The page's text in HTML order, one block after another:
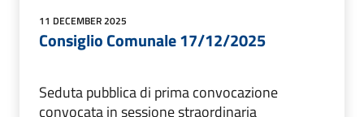
11 DECEMBER 2025
Consiglio Comunale 17/12/2025
Seduta pubblica di prima convocazione
convocata in sessione straordinaria